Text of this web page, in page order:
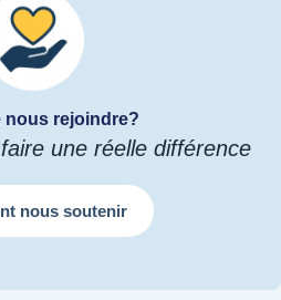
nous rejoindre?
une réelle différence
nous soutenir